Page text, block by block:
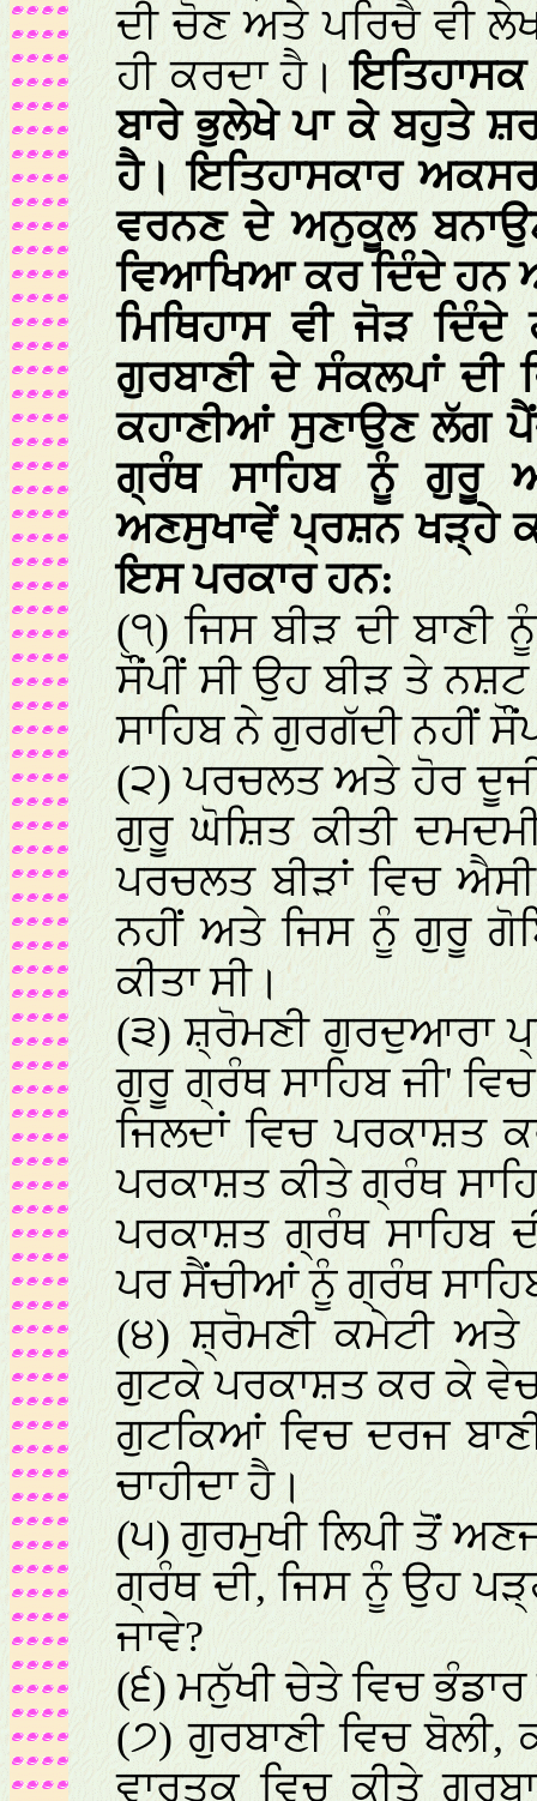
ਦੀ ਚੋਣ ਅਤੇ ਪਰਿਚੈ ਵੀ
ਹੀ ਕਰਦਾ ਹੈ।ਇਤਿਹਾਸਕ
ਬਾਰੇ ਭੁਲੇਖੇ ਪਾ ਕੇ ਬਹੁਤੇ
ਹੈ। ਇਤਿਹਾਸਕਾਰ
ਵਰਨਣ ਦੇ ਅਨੁਕੂਲ
ਵਿਆਖਿਆ ਕਰ ਦਿੰਦੇ ਹਨ
ਮਿਥਿਹਾਸ ਵੀ ਜੋੜ
ਗੁਰਬਾਣੀ ਦੇ ਸੰਕਲਪਾਂ
ਕਹਾਣੀਆਂ ਸੁਣਾਉਣ ਲੱਗ
ਗ੍ਰੰਥ ਸਾਹਿਬ ਨੂੰ ਗੁਰੂ
ਅਣਸੁਖਾਵੇਂ ਪ੍ਰਸ਼ਨ ਖੜ੍ਹੇ
ਇਸ ਪਰਕਾਰ ਹਨ:
(੧) ਜਿਸ ਬੀੜ ਦੀ
ਸੌਂਪੀਂ ਸੀ ਉਹ ਬੀੜ ਤੇ
ਸਾਹਿਬ ਨੇ ਗੁਰਗੱਦੀ ਨਹੀਂ
(੨) ਪਰਚਲਤ ਅਤੇ ਹੋਰ
ਗੁਰੂ ਘੋਸ਼ਿਤ ਕੀਤੀ
ਪਰਚਲਤ ਬੀੜਾਂ ਵਿਚ
ਨਹੀਂ ਅਤੇ ਜਿਸ ਨੂੰ ਗੁਰੂ
ਕੀਤਾ ਸੀ।
(੩) ਸ਼੍ਰੋਮਣੀ ਗੁਰਦੁਆਰਾ
ਗੁਰੂ ਗ੍ਰੰਥ ਸਾਹਿਬ ਜੀ'
ਜਿਲਦਾਂ ਵਿਚ ਪਰਕਾਸ਼ਤ
ਪਰਕਾਸ਼ਤ ਕੀਤੇ ਗ੍ਰੰਥ
ਪਰਕਾਸ਼ਤ ਗ੍ਰੰਥ ਸਾਹਿਬ
ਪਰ ਸੈਂਚੀਆਂ ਨੂੰ ਗ੍ਰੰਥ
(੪) ਸ਼੍ਰੋਮਣੀ ਕਮੇਟੀ
ਗੁਟਕੇ ਪਰਕਾਸ਼ਤ ਕਰ ਕੇ
ਗੁਟਕਿਆਂ ਵਿਚ ਦਰਜ ਬਾਣੀ
ਚਾਹੀਦਾ ਹੈ।
(੫) ਗੁਰਮੁਖੀ ਲਿਪੀ ਤੋਂ
ਗ੍ਰੰਥ ਦੀ, ਜਿਸ ਨੂੰ ਉਹ
ਜਾਵੇ?
(੬) ਮਨੁੱਖੀ ਚੇਤੇ ਵਿਚ ਭੰਡਾਰ
(੭) ਗੁਰਬਾਣੀ ਵਿਚ
ਵਾਰਤਕ ਵਿਚ ਕੀਤੇ